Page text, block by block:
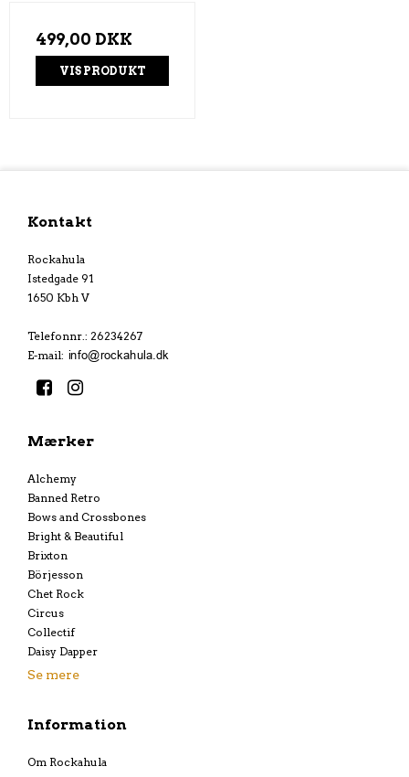
499,00 DKK
VIS PRODUKT
Kontakt
Rockahula
Istedgade 91
1650 Kbh V
Telefonnr. : 26234267
E-mail:
Mærker
Alchemy
Banned Retro
Bows and Crossbones
Bright & Beautiful
Brixton
Börjesson
Chet Rock
Circus
Collectif
Daisy Dapper
Se mere
Information
Om Rockahula